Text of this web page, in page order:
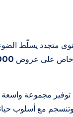
متجدد يسلّط
خاص على عروض
مجموعة واسعة
مع أسلوب